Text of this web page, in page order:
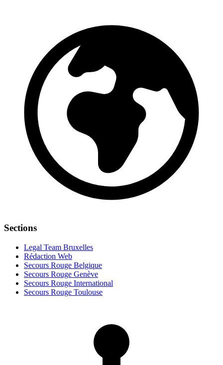
Sections
Legal Team Bruxelles
Rédaction Web
Secours Rouge Belgique
Secours Rouge Genève
Secours Rouge International
Secours Rouge Toulouse